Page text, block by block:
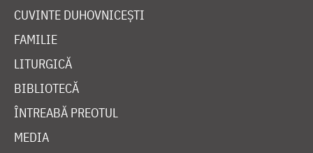
CUVINTE DUHOVNICEȘTI
FAMILIE
LITURGICĂ
BIBLIOTECĂ
ÎNTREABĂ PREOTUL
MEDIA